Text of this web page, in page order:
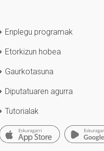
Enplegu programak
Etorkizun hobea
Gaurkotasuna
Diputatuaren agurra
Tutorialak